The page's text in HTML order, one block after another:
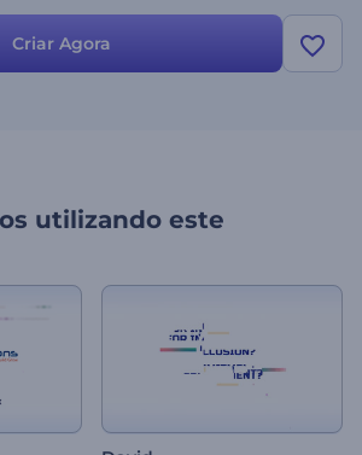
projeto de tipografia do momento.
Criar Agora
utilizando este